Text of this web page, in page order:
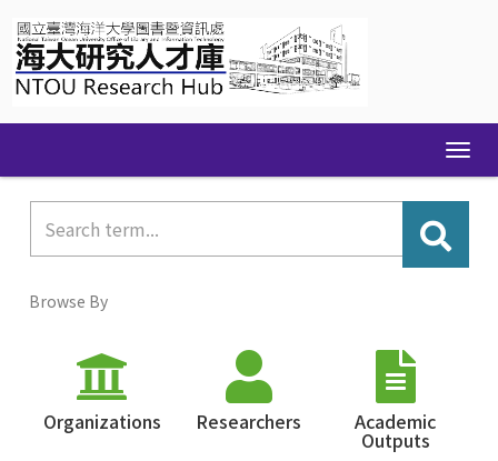
navigation
Browse By
Organizations Researchers Academic
Outputs